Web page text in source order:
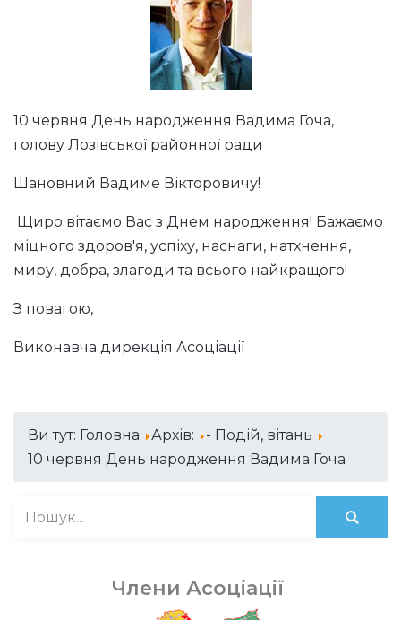
10 червня День народження Вадима Гоча,
голову Лозівської районної ради
Шановний Вадиме Вікторовичу!
Щиро вітаємо Вас з Днем народження! Бажаємо
міцного здоров'я, успіху, наснаги, натхнення,
миру, добра, злагоди та всього найкращого!
З повагою,
Виконавча дирекція Асоціації
Ви тут: Головна Архів:
- Подій, вітань
10 червня День народження Вадима Гоча
Члени Асоціації